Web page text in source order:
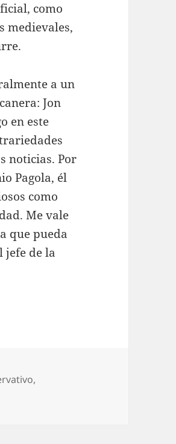
como
medievales,
a un
Jon
en este
noticias. Por
Pagola, él
como
Me vale
que pueda
jefe de la
,